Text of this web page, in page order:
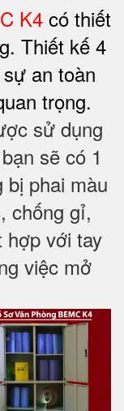
K4 có thiết
Thiết kế 4
an toàn
trọng.
sử dụng
sẽ có 1
bị phai màu
chống gỉ,
với tay
việc mở